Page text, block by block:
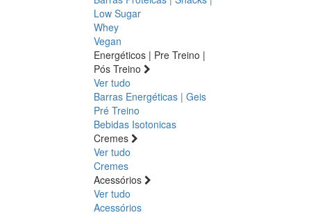
Low Sugar
Whey
Vegan
Energéticos | Pre Treino |
Pós Treino
Ver tudo
Barras Energéticas | Geis
Pré Treino
Bebidas Isotonicas
Cremes
Ver tudo
Cremes
Acessórios
Ver tudo
Acessórios